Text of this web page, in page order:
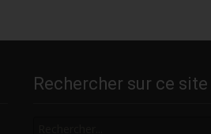
Rechercher sur ce site